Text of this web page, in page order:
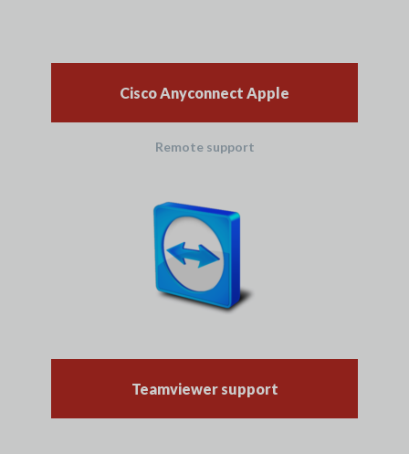
Cisco Anyconnect Apple
Remote support
Teamviewer support